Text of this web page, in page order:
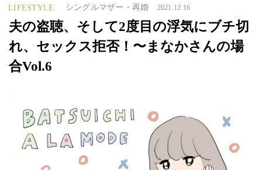
LIFESTYLE シングルマザー・再婚 2021.12.16
夫の盗聴、そして2度目の浮気にブチ切
れ、セックス拒否！〜まなかさんの場
合Vol.6